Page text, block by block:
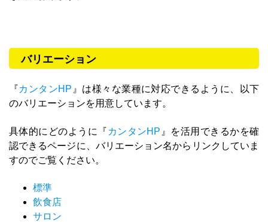
バリエーション
『カンタンHP 』は様々な業種に対応できるように、以下
のバリエーションを用意しています。
具体的にどのように『 カンタンHP 』を活用できるかを確
認できるページに、バリエーション名からリンクしていま
すのでご覧ください。
標準
飲食店
サロン